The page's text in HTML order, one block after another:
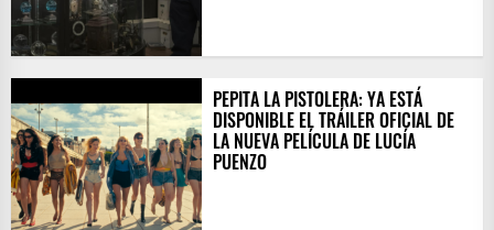
PEPITA LA PISTOLERA: YA ESTÁ
DISPONIBLE EL TRÁILER OFICIAL DE
LA NUEVA PELÍCULA DE LUCÍA
PUENZO